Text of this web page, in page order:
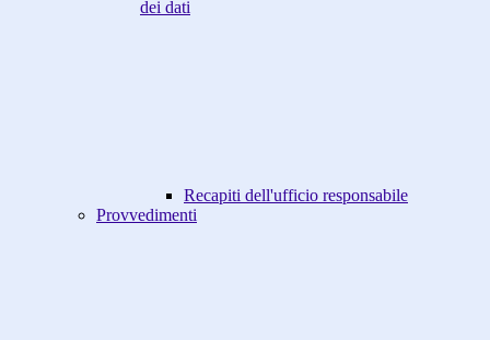
dei dati
Recapiti dell'ufficio responsabile
Provvedimenti